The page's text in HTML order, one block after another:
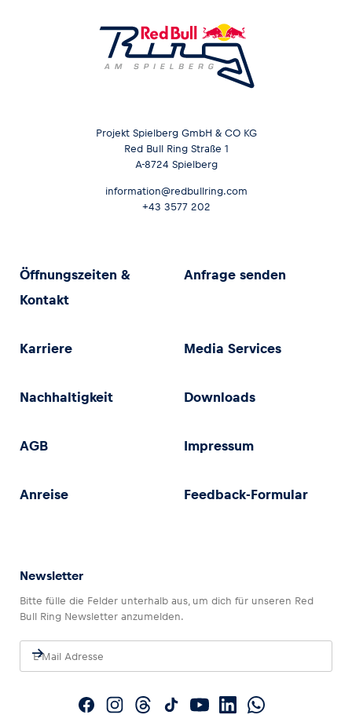
Projekt Spielberg GmbH & CO KG
Red Bull Ring Straße 1
A-8724 Spielberg
information@redbullring.com
+43 3577 202
Öffnungszeiten &
Kontakt
Anfrage senden
Karriere Media Services
Nachhaltigkeit Downloads
AGB Impressum
Anreise Feedback-Formular
Newsletter
Bitte fülle die Felder unterhalb aus, um dich für unseren Red
Bull Ring Newsletter anzumelden.